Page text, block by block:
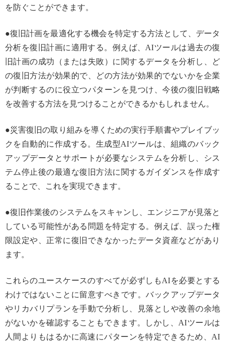
を防ぐことができます。
●復旧計画を最適化する機会を特定する方法として、データ
分析を復旧計画に適用する。例えば、AIツールは過去の復
旧計画の成功（または失敗）に関するデータを分析し、ど
の復旧方法が効果的で、どの方法が効果的でないかを企業
が判断するのに役立つパターンを見つけ、今後の復旧戦略
を改善する方法を見つけることができるかもしれません。
●災害復旧の取り組みを導くための実行手順書やプレイブッ
クを自動的に作成する。生成型AIツールは、組織のバック
アップデータとサポートが必要なシステムを分析し、シス
テム停止後の最適な復旧方法に関するガイダンスを作成す
ることで、これを実現できます。
●復旧作業後のシステムをスキャンし、エンジニアが見落と
している可能性がある問題を特定する。例えば、誤った権
限設定や、正常に復旧できなかったデータ資産などがあり
ます。
これらのユースケースのすべてが必ずしもAIを必要とする
わけではないことに留意すべきです。バックアップデータ
やリカバリプランを手動で分析し、見落としや改善の余地
がないかを確認することもできます。しかし、AIツールは
人間よりもはるかに高速にパターンを特定できるため、AI